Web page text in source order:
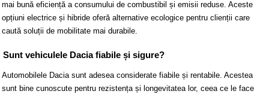
mai bună eficiență a consumului de combustibil și emisii reduse. Aceste
opțiuni electrice și hibride oferă alternative ecologice pentru clienții care
caută soluții de mobilitate mai durabile.
Sunt vehiculele Dacia fiabile și sigure?
Automobilele Dacia sunt adesea considerate fiabile și rentabile. Acestea
sunt bine cunoscute pentru rezistența și longevitatea lor, ceea ce le face